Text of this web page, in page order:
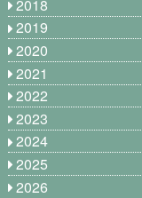
2018
2019
2020
2021
2022
2023
2024
2025
2026